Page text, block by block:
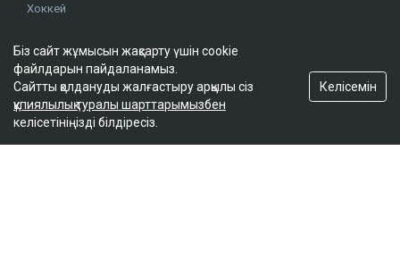
Хоккей
Оқиғалар
Олимпиада
footer.menu-title-2
О проекте
Біз сайт жұмысын жақсарту үшін cookie
файлдарын пайдаланамыз.
Сайтты қолдануды жалғастыру арқылы сіз
құпиялылық туралы шарттарымызбен
келісетініңізді білдіресіз.
Келісемін